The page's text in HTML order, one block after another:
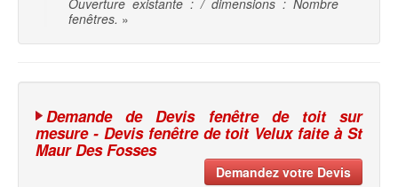
Ouverture existante : / dimensions : Nombre
fenêtres. »
Demande de Devis fenêtre de toit sur
mesure - Devis fenêtre de toit Velux faite à St
Maur Des Fosses
Demandez votre Devis